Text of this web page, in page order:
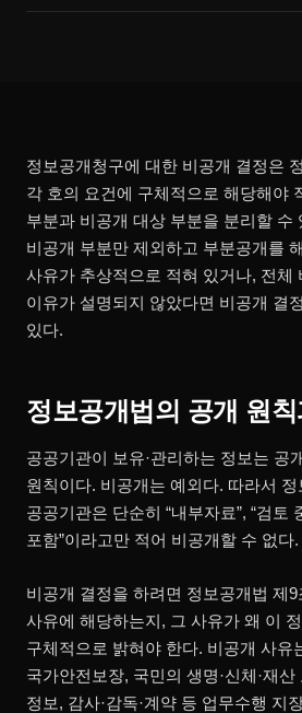
정보공개청구에 대한 비공개 결정은
각 호의 요건에 구체적으로 해당해야
부분과 비공개 대상 부분을 분리할 수
비공개 부분만 제외하고 부분공개를
사유가 추상적으로 적혀 있거나, 전체
이유가 설명되지 않았다면 비공개 결
있다.
정보공개법의 공개 원칙
공공기관이 보유·관리하는 정보는 공
원칙이다. 비공개는 예외다. 따라서
공공기관은 단순히 “내부자료”, “검토
포함”이라고만 적어 비공개할 수 없다.
비공개 결정을 하려면 정보공개법 제
사유에 해당하는지, 그 사유가 왜 이
구체적으로 밝혀야 한다. 비공개 사유
국가안전보장, 국민의 생명·신체·재산
정보, 감사·감독·계약 등 업무수행 지